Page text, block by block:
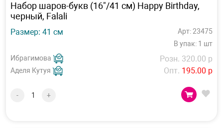
Набор шаров-букв (16"/41 см) Happy Birthday,
черный, Falali
Размер: 41 см
Арт: 23475
В упак: 1 шт
Ибрагимова
Аделя Кутуя
Розн. 320.00 р
Опт. 195.00 р
- +